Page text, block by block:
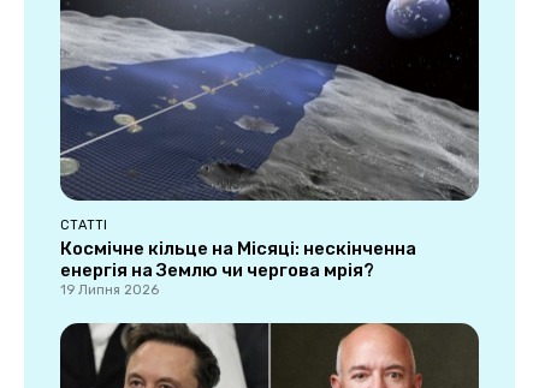
СТАТТІ
Космічне кільце на Місяці: нескінченна
енергія на Землю чи чергова мрія?
19 Липня 2026